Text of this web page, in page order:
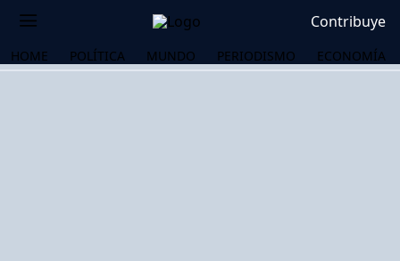
Contribuye
HOME POLÍTICA MUNDO PERIODISMO ECONOMÍA